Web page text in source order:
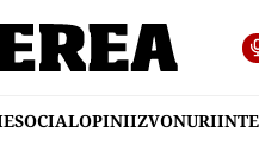
SOCIALOPINIIZVONURI